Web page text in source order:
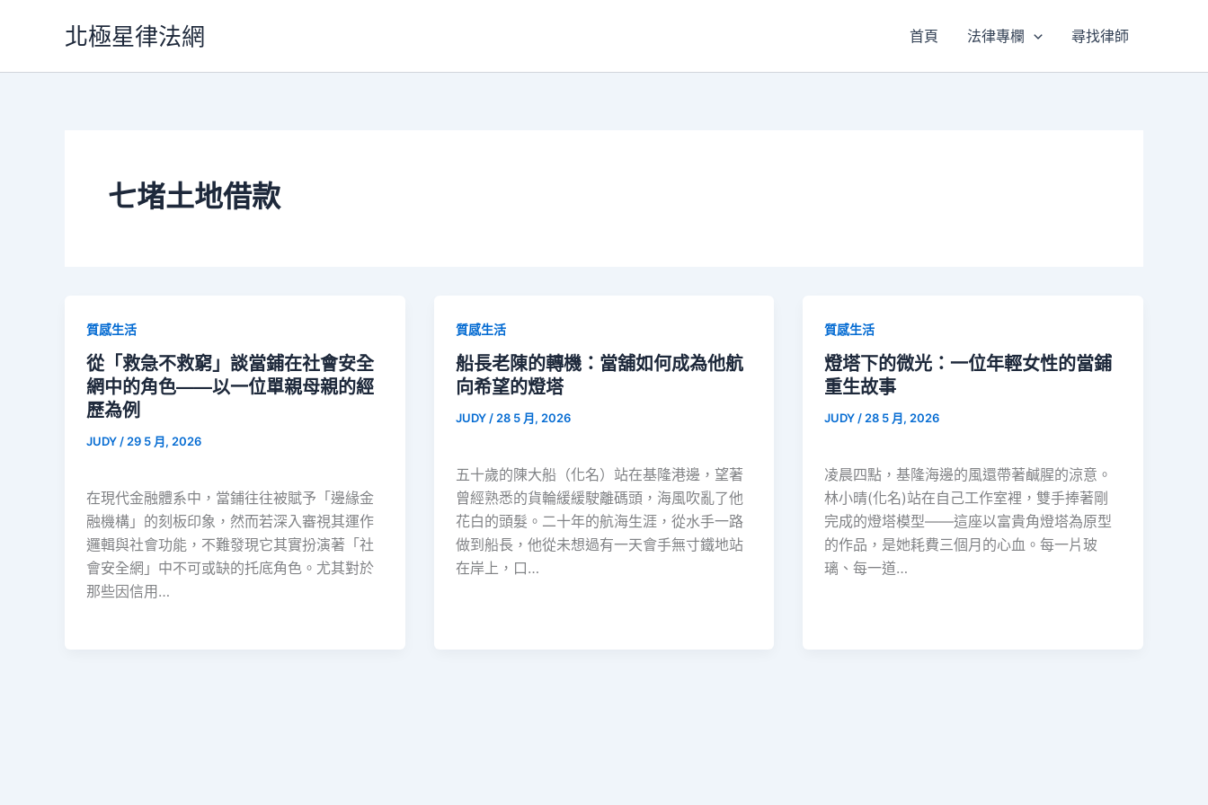
北極星律法網 首頁 法律專欄 尋找律師
七堵土地借款
質感生活
從「救急不救窮」談當鋪在社會安全
網中的角色——以一位單親母親的經
歷為例
JUDY / 29 5 月, 2026
在現代金融體系中，當鋪往往被賦予「邊緣金
融機構」的刻板印象，然而若深入審視其運作
邏輯與社會功能，不難發現它其實扮演著「社
會安全網」中不可或缺的托底角色。尤其對於
那些因信用…
質感生活
船長老陳的轉機：當舖如何成為他航
向希望的燈塔
JUDY / 28 5 月, 2026
五十歲的陳大船（化名）站在基隆港邊，望著
曾經熟悉的貨輪緩緩駛離碼頭，海風吹亂了他
花白的頭髮。二十年的航海生涯，從水手一路
做到船長，他從未想過有一天會手無寸鐵地站
在岸上，口…
質感生活
燈塔下的微光：一位年輕女性的當鋪
重生故事
JUDY / 28 5 月, 2026
凌晨四點，基隆海邊的風還帶著鹹腥的涼意。
林小晴(化名)站在自己工作室裡，雙手捧著剛
完成的燈塔模型——這座以富貴角燈塔為原型
的作品，是她耗費三個月的心血。每一片玻
璃、每一道…